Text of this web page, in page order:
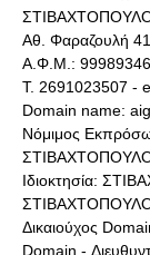
Αθ. Φαραζουλή
Α.Φ.Μ.:
Τ. 2691023507 -
Domain name:
Νόμιμος
Ιδιοκτησία:
Δικαιούχος
Domain -